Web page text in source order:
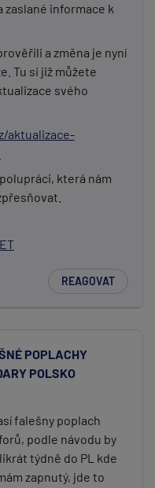
zaslané informace k
a změna je nyní
Tu si již můžete
svého
aktualizace-
která nám
REAGOVAT
POPLACHY
POLSKO
falešny poplach
podle návodu by
týdně do PL kde
zapnutý, jde to